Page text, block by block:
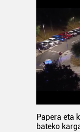
Papera eta
bateko